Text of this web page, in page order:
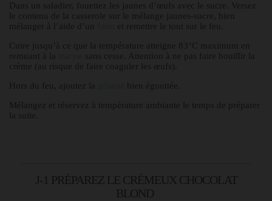
Dans un saladier, fouettez les jaunes d’œufs avec le sucre. Versez
le contenu de la casserole sur le mélange jaunes-sucre, bien
mélanger à l’aide d’un
et remettre le tout sur le feu.
Cuire jusqu’à ce que la température atteigne 83°C maximum en
remuant à la
sans cesse. Attention à ne pas faire bouillir la
crème (au risque de faire coaguler les œufs).
Hors du feu, ajoutez la
bien égouttée.
Mélangez et réservez à température ambiante le temps de préparer
la suite.
J-1 PRÉPAREZ LE CRÉMEUX CHOCOLAT
BLOND